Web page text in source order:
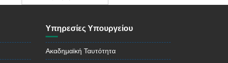
Ανακοινώσεων
Υπηρεσίες Υπουργείου
Ακαδημαϊκή Ταυτότητα